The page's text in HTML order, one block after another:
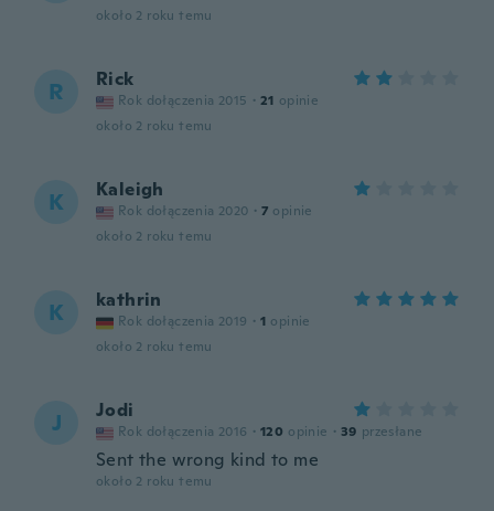
około 2 roku temu
R Rick
Rok dołączenia 2015 · 21 opinie
około 2 roku temu
K Kaleigh
Rok dołączenia 2020 · 7 opinie
około 2 roku temu
K kathrin
Rok dołączenia 2019 · 1 opinie
około 2 roku temu
J Jodi
Rok dołączenia 2016 · 120 opinie · 39 przesłane
Sent the wrong kind to me
około 2 roku temu